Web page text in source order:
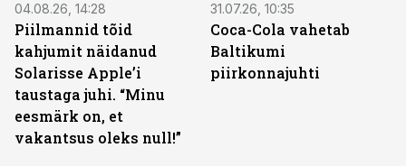
04.08.26, 14:28
Piilmannid tõid
kahjumit näidanud
Solarisse Apple’i
taustaga juhi. “Minu
eesmärk on, et
vakantsus oleks null!”
31.07.26, 10:35
Coca-Cola vahetab
Baltikumi
piirkonnajuhti